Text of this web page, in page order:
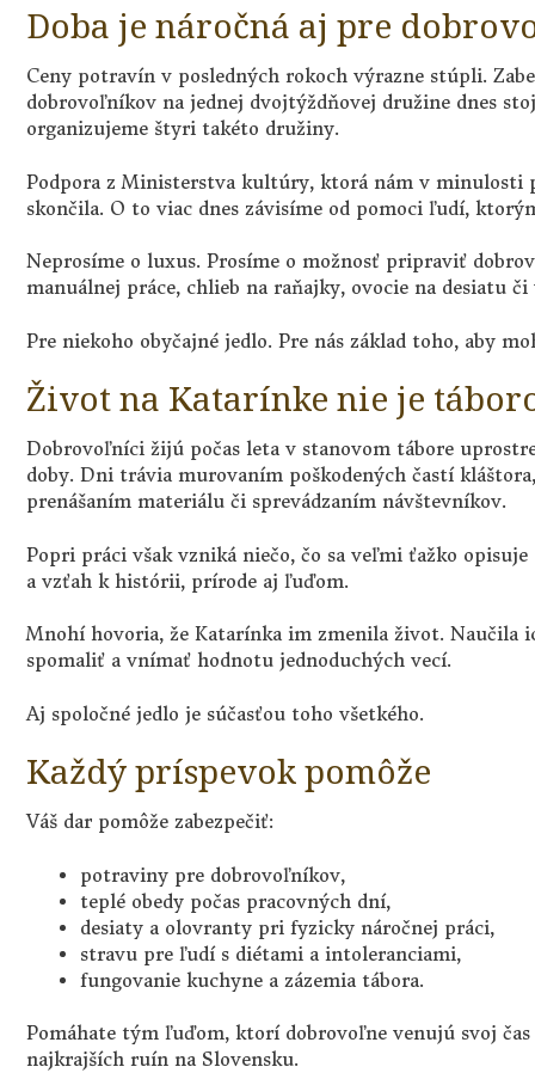
Doba je náročná aj pre
Ceny potravín v posledných rokoch výrazne stúpli.
dobrovoľníkov na jednej dvojtýždňovej družine dnes
organizujeme štyri takéto družiny.
Podpora z Ministerstva kultúry, ktorá nám v minulosti
skončila. O to viac dnes závisíme od pomoci ľudí,
Neprosíme o luxus. Prosíme o možnosť pripraviť
manuálnej práce, chlieb na raňajky, ovocie na desiatu
Pre niekoho obyčajné jedlo. Pre nás základ toho, aby
Život na Katarínke nie je
Dobrovoľníci žijú počas leta v stanovom tábore
doby. Dni trávia murovaním poškodených častí
prenášaním materiálu či sprevádzaním návštevníkov.
Popri práci však vzniká niečo, čo sa veľmi ťažko
a vzťah k histórii, prírode aj ľuďom.
Mnohí hovoria, že Katarínka im zmenila život. Naučila
spomaliť a vnímať hodnotu jednoduchých vecí.
Aj spoločné jedlo je súčasťou toho všetkého.
Každý príspevok pomôže
Váš dar pomôže zabezpečiť:
potraviny pre dobrovoľníkov,
teplé obedy počas pracovných dní,
desiaty a olovranty pri fyzicky náročnej práci,
stravu pre ľudí s diétami a intoleranciami,
fungovanie kuchyne a zázemia tábora.
Pomáhate tým ľuďom, ktorí dobrovoľne venujú svoj čas
najkrajších ruín na Slovensku.